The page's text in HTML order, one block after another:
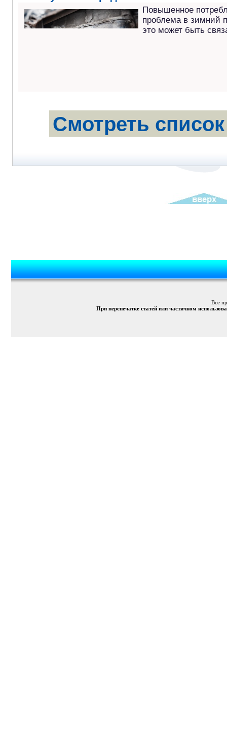
Повышенное
проблема в зимний
это может быть
Смотреть
Все
При перепечатке статей или частичном